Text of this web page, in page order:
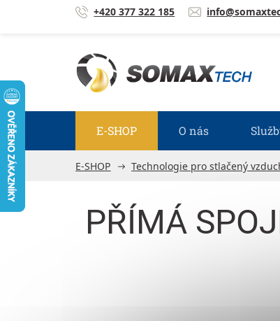
Přejít na obsah +420 377 322 185
E-SHOP O nás
E-SHOP Technologie pro stlačený
PŘÍMÁ